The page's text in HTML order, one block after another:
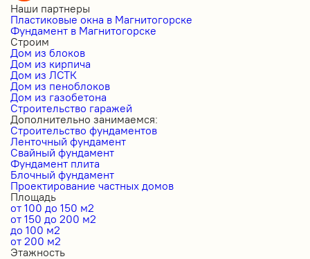
Наши партнеры
Пластиковые окна в Магнитогорске
Фундамент в Магнитогорске
Строим
Дом из блоков
Дом из кирпича
Дом из ЛСТК
Дом из пеноблоков
Дом из газобетона
Строительство гаражей
Дополнительно занимаемся:
Строительство фундаментов
Ленточный фундамент
Свайный фундамент
Фундамент плита
Блочный фундамент
Проектирование частных домов
Площадь
от 100 до 150 м2
от 150 до 200 м2
до 100 м2
от 200 м2
Этажность